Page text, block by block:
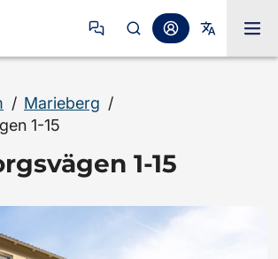
/ Marieberg /
1-15
1-15